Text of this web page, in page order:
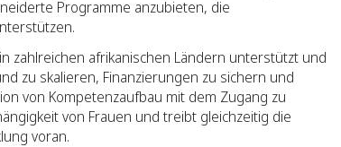
Programme anzubieten, die
zahlreichen afrikanischen Ländern unterstützt und
zu skalieren, Finanzierungen zu sichern und
von Kompetenzaufbau mit dem Zugang zu
von Frauen und treibt gleichzeitig die
voran.